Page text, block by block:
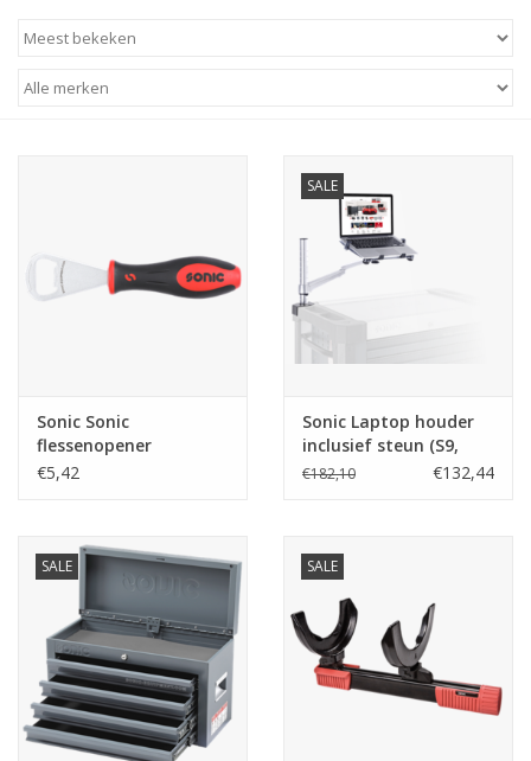
Opbergsystemen
Diagnose & meten
Luchtgereedschap
Serenco
Competition tools
Beta
Sonic Sonic
flessenopener
€5,42
SALE
Sonic Laptop houder
inclusief steun (S9,
S12, S12XD)
€182,10 €132,44
SALE SALE